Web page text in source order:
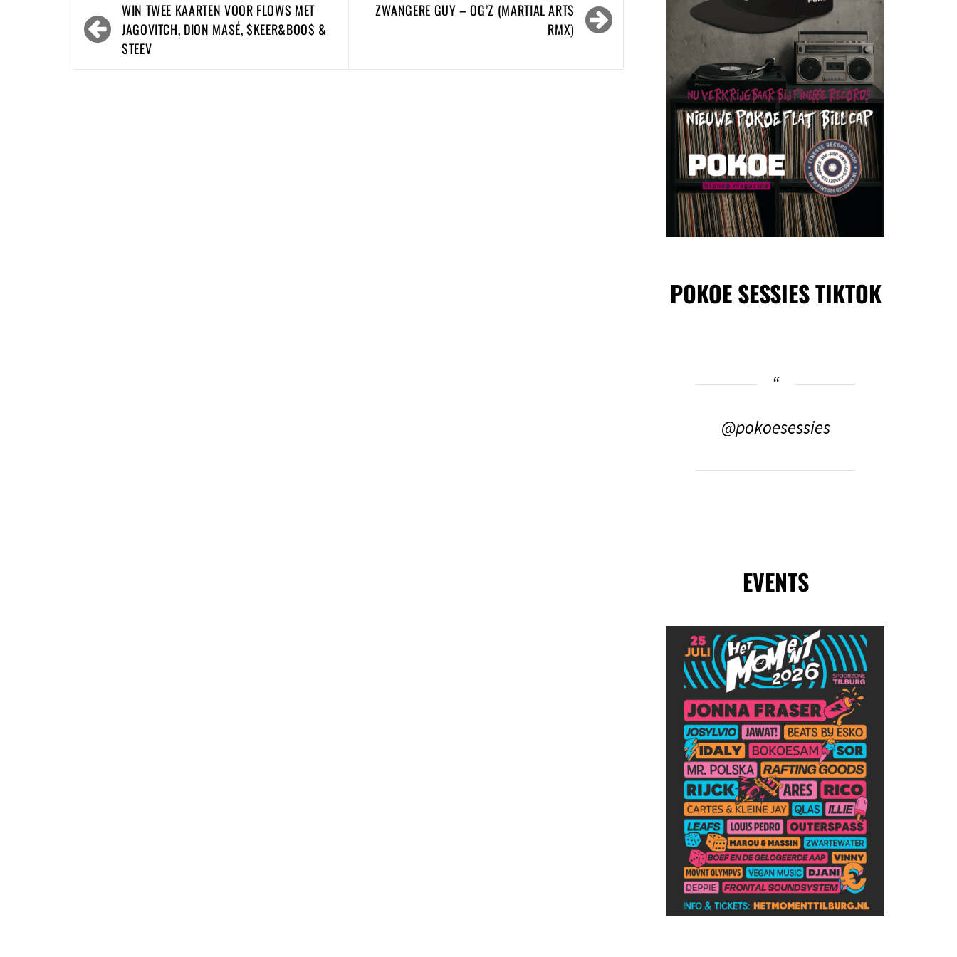
Bericht
navigatie
WIN TWEE KAARTEN VOOR FLOWS MET
JAGOVITCH, DION MASÉ, $KEER&BOO$ &
STEEV
ZWANGERE GUY – OG’Z (MARTIAL ARTS
RMX)
POKOE SESSIES TIKTOK
@pokoesessies
EVENTS